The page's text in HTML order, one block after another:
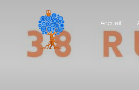
contenu
Accueil